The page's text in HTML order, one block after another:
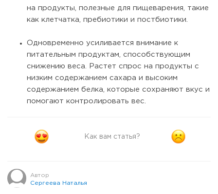
на продукты, полезные для пищеварения, такие
как клетчатка, пребиотики и постбиотики.
Одновременно усиливается внимание к
питательным продуктам, способствующим
снижению веса. Растет спрос на продукты с
низким содержанием сахара и высоким
содержанием белка, которые сохраняют вкус и
помогают контролировать вес.
Как вам статья?
Автор
Сергеева Наталья